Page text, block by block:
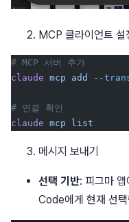
MCP 클라이언트 설
# MCP 서버 추가
claude mcp add --
# 연결 확인
claude mcp list
메시지 보내기
선택 기반: 피그마
Code에게 현재 선